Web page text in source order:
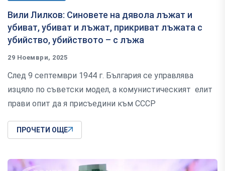
Вили Лилков: Синовете на дявола лъжат и
убиват, убиват и лъжат, прикриват лъжата с
убийство, убийството – с лъжа
29 Ноември, 2025
След 9 септември 1944 г. България се управлява
изцяло по съветски модел, а комунистическият елит
прави опит да я присъедини към СССР
ПРОЧЕТИ ОЩЕ